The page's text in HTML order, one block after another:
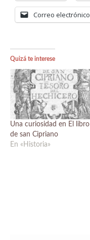
Correo electrónico
Quizá te interese
Una curiosidad en El libro
de san Cipriano
En «Historia»